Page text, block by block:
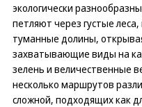
экологически
петляют через густые
туманные долины,
захватывающие виды на
зелень и величественные
несколько маршрутов
сложной, подходящих как